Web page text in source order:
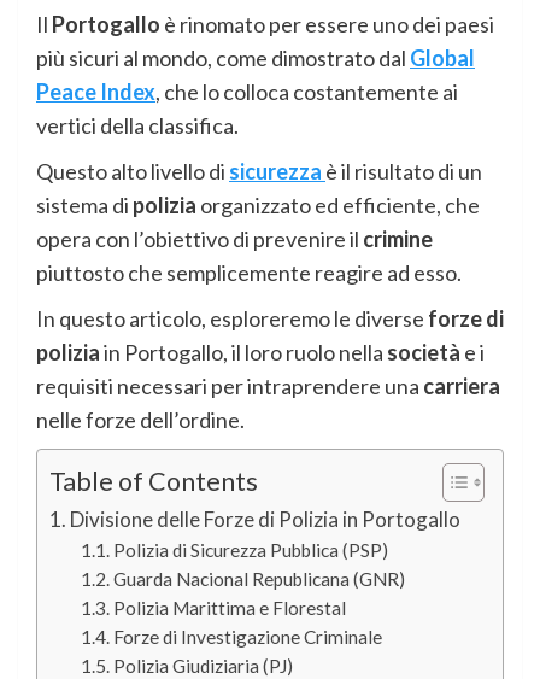
Il Portogallo è rinomato per essere uno dei paesi
più sicuri al mondo, come dimostrato dal Global
Peace Index, che lo colloca costantemente ai
vertici della classifica.
Questo alto livello di sicurezza è il risultato di un
sistema di polizia organizzato ed efficiente, che
opera con l’obiettivo di prevenire il crimine
piuttosto che semplicemente reagire ad esso.
In questo articolo, esploreremo le diverse forze di
poliziain Portogallo, il loro ruolo nella società e i
requisiti necessari per intraprendere una carriera
nelle forze dell’ordine.
Table of Contents
Divisione delle Forze di Polizia in Portogallo
Polizia di Sicurezza Pubblica (PSP)
Guarda Nacional Republicana (GNR)
Polizia Marittima e Florestal
Forze di Investigazione Criminale
Polizia Giudiziaria (PJ)